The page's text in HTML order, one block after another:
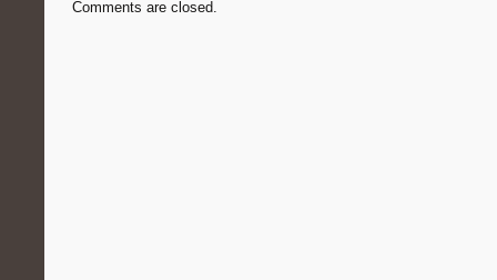
Comments are closed.